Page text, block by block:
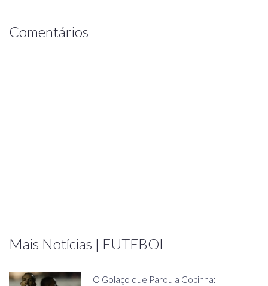
Comentários
Mais Notícias | FUTEBOL
O Golaço que Parou a Copinha: